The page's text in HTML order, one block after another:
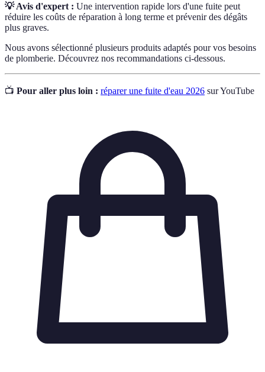
💡 Avis d'expert : Une intervention rapide lors d'une fuite peut
réduire les coûts de réparation à long terme et prévenir des dégâts
plus graves.
Nous avons sélectionné plusieurs produits adaptés pour vos besoins
de plomberie. Découvrez nos recommandations ci-dessous.
📺 Pour aller plus loin : réparer une fuite d'eau 2026 sur YouTube